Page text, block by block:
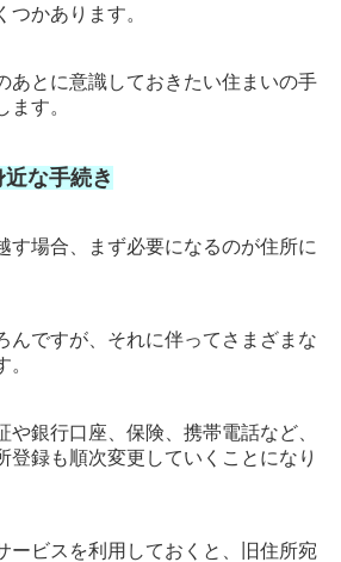
つかあります。
あとに意識しておきたい住まいの手
す。
な手続き
す場合、まず必要になるのが住所に
んですが、それに伴ってさまざまな
や銀行口座、保険、携帯電話など、
登録も順次変更していくことになり
ービスを利用しておくと、旧住所宛